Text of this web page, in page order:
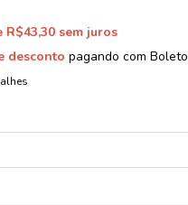
R$43,30 sem juros
desconto pagando com Boleto